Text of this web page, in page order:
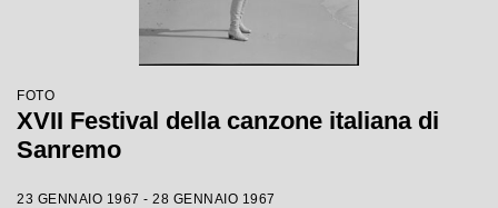
FOTO
XVII Festival della canzone italiana di
Sanremo
23 GENNAIO 1967 - 28 GENNAIO 1967